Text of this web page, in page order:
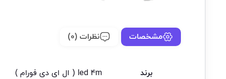
مشخصات نظرات (0)
برند
led 4m ( ال ای دی فورام )